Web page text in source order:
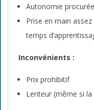
Autonomie procurée
Prise en main
temps
Inconvénients :
Prix prohibitif
Lenteur (même si la